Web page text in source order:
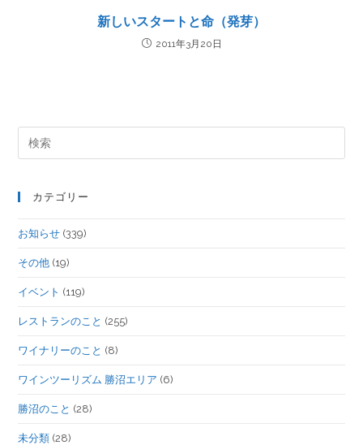
新しいスタートと命（発芽）
2011年3月20日
カテゴリー
お知らせ (339)
その他 (19)
イベント (119)
レストランのこと (255)
ワイナリーのこと (8)
ワインツーリズム 勝沼エリア (6)
勝沼のこと (28)
未分類 (28)